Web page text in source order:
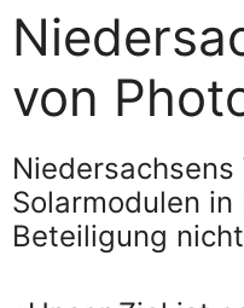
von
Solarmodulen
Beteiligung